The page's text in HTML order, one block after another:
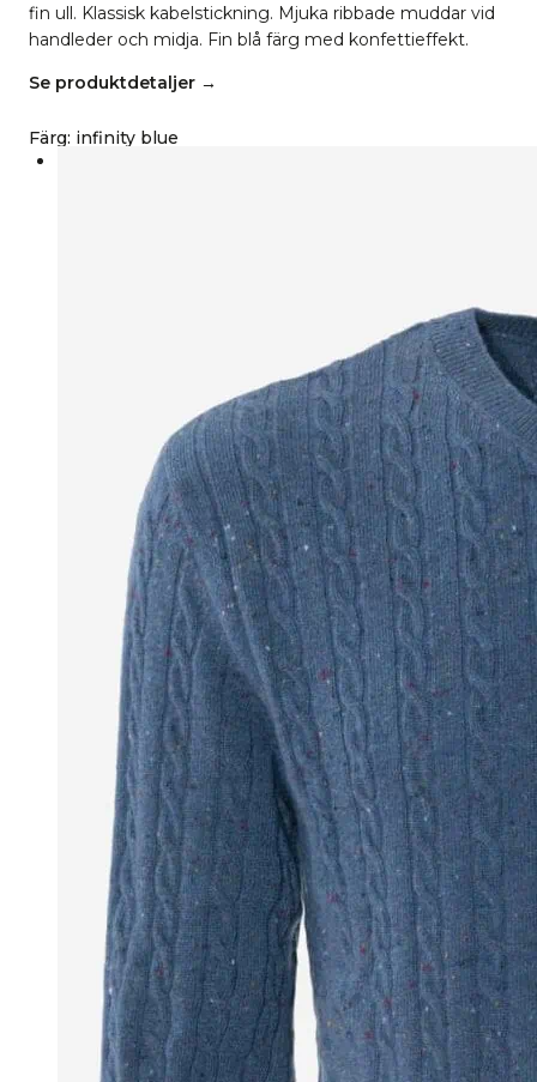
fin ull. Klassisk kabelstickning. Mjuka ribbade muddar vid
handleder och midja. Fin blå färg med konfettieffekt.
Se produktdetaljer →
Färg: infinity blue